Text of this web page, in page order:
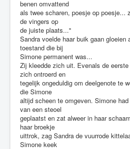
benen omvattend
als twee scharen, poesje op poesje...
de vingers op
de juiste plaats..."
Sandra voelde haar buik gaan gloeien
toestand die bij
Simone permanent was...
Zij kleedde zich uit. Evenals de
zich ontroerd en
tegelijk ongeduldig om deelgenote te
die Simone
altijd scheen te omgeven. Simone
van een steoel
geplaatst en zat alweer in haar
haar broekje
uittrok, zag Sandra de vuurrode
Simone keek